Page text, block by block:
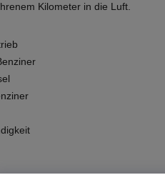
Kilometer in die Luft.